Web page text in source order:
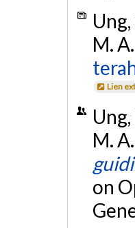
M.
Lien
M.
on